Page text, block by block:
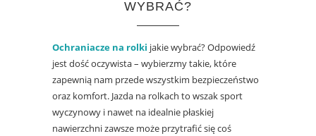
WYBRAĆ?
Ochraniacze na rolki jakie wybrać? Odpowiedź
jest dość oczywista – wybierzmy takie, które
zapewnią nam przede wszystkim bezpieczeństwo
oraz komfort. Jazda na rolkach to wszak sport
wyczynowy i nawet na idealnie płaskiej
nawierzchni zawsze może przytrafić się coś